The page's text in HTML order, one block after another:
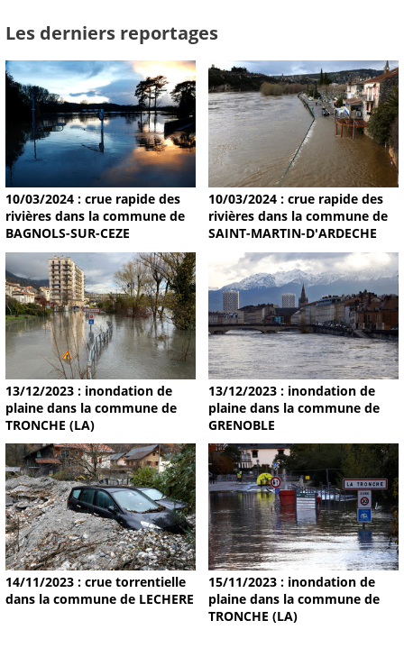
Les derniers reportages
10/03/2024 : crue rapide des
rivières dans la commune de
BAGNOLS-SUR-CEZE
10/03/2024 : crue rapide des
rivières dans la commune de
SAINT-MARTIN-D'ARDECHE
13/12/2023 : inondation de
plaine dans la commune de
TRONCHE (LA)
13/12/2023 : inondation de
plaine dans la commune de
GRENOBLE
14/11/2023 : crue torrentielle
dans la commune de LECHERE
15/11/2023 : inondation de
plaine dans la commune de
TRONCHE (LA)